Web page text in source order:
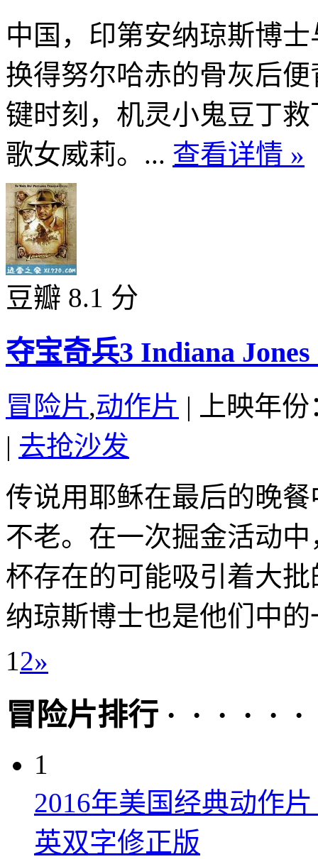
中国，印第安纳琼斯博
换得努尔哈赤的骨灰后
键时刻，机灵小鬼豆丁
歌女威莉。... 查看详情 »
豆瓣 8.1 分
夺宝奇兵3 Indiana
冒险片,动作片 |
上映年
| 去抢沙发
传说用耶稣在最后的晚
不老。在一次掘金活动
杯存在的可能吸引着大
纳琼斯博士也是他们中
1 2»
冒险片排行 · · · · · ·
1
2016年美国经典动作
英双字修正版